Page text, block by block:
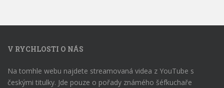
V RYCHLOSTI O NÁS
Na tomhle webu najdete streamovaná videa z YouTube s
českými titulky. Jde pouze o pořady známého šéfkuchaře